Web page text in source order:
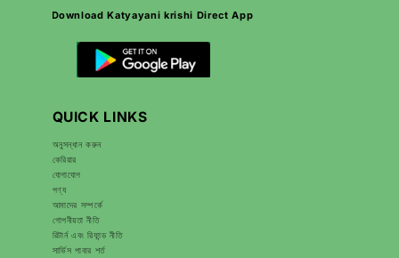
Download Katyayani krishi Direct App
QUICK LINKS
অনুসন্ধান করুন
কেরিয়ার
যোগাযোগ
পণ্য
আমাদের সম্পর্কে
গোপনীয়তা নীতি
রিটার্ন এবং রিফান্ড নীতি
সার্ভিস পাবার শর্ত